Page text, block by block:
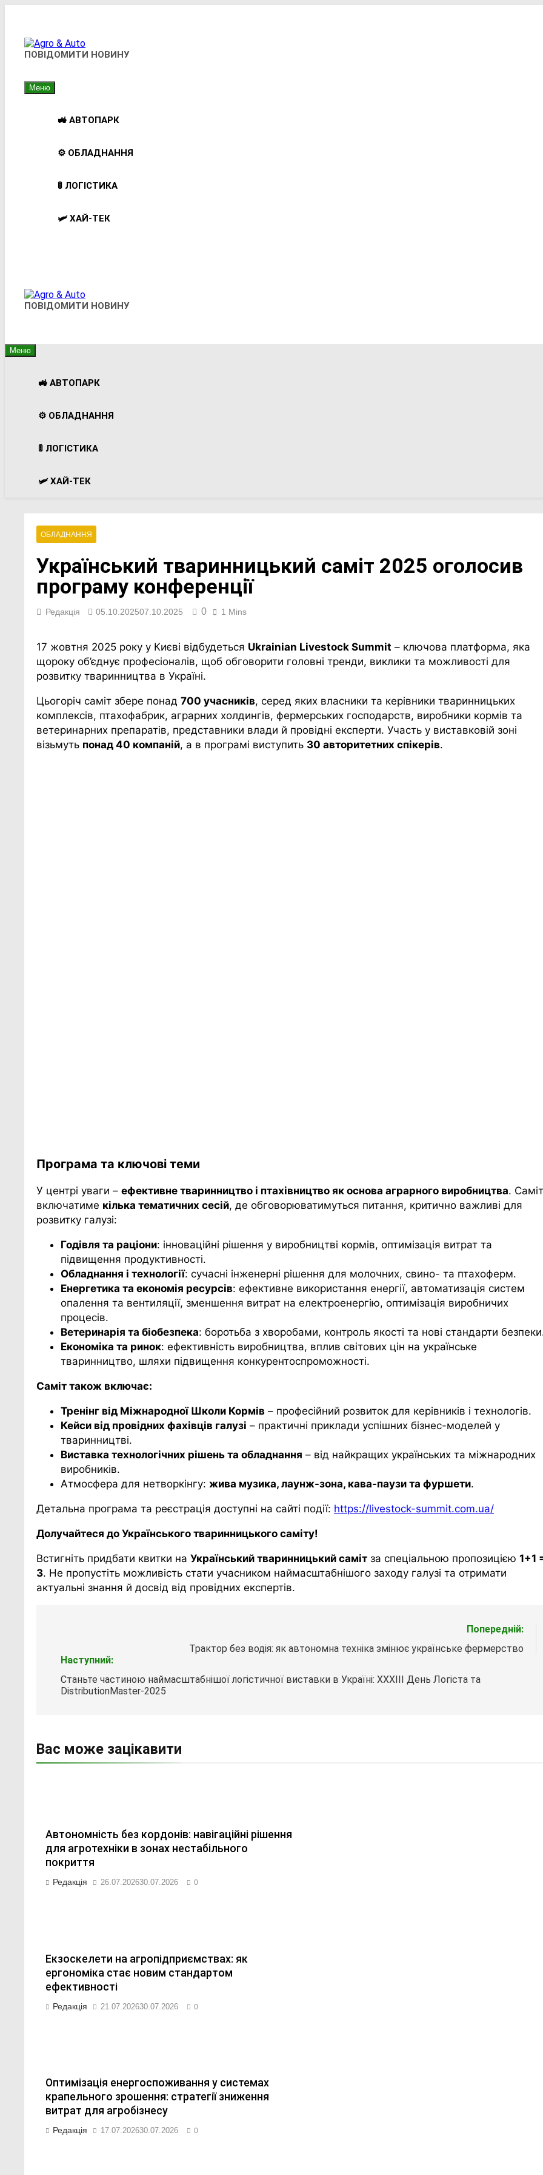
Agro & Auto
Новини Агротеху Та Логістики
ПОВІДОМИТИ НОВИНУ
Меню
🚜 АВТОПАРК
⚙️ ОБЛАДНАННЯ
🚦 ЛОГІСТИКА
🛩️ ХАЙ-ТЕК
Agro & Auto
Новини Агротеху Та Логістики
ПОВІДОМИТИ НОВИНУ
Меню
🚜 АВТОПАРК
⚙️ ОБЛАДНАННЯ
🚦 ЛОГІСТИКА
🛩️ ХАЙ-ТЕК
ОБЛАДНАННЯ
Український тваринницький саміт 2025 оголосив
програму конференції
Редакція 05.10.202507.10.2025 0 1 Mins
17 жовтня 2025 року у Києві відбудеться Ukrainian Livestock Summit – ключова платформа, яка
щороку об’єднує професіоналів, щоб обговорити головні тренди, виклики та можливості для
розвитку тваринництва в Україні.
Цьогоріч саміт збере понад 700 учасників, серед яких власники та керівники тваринницьких
комплексів, птахофабрик, аграрних холдингів, фермерських господарств, виробники кормів та
ветеринарних препаратів, представники влади й провідні експерти. Участь у виставковій зоні
візьмуть понад 40 компаній, а в програмі виступить 30 авторитетних спікерів.
Програма та ключові теми
У центрі уваги – ефективне тваринництво і птахівництво як основа аграрного виробництва. Саміт
включатиме кілька тематичних сесій, де обговорюватимуться питання, критично важливі для
розвитку галузі:
Годівля та раціони: інноваційні рішення у виробництві кормів, оптимізація витрат та
підвищення продуктивності.
Обладнання і технології: сучасні інженерні рішення для молочних, свино- та птахоферм.
Енергетика та економія ресурсів: ефективне використання енергії, автоматизація систем
опалення та вентиляції, зменшення витрат на електроенергію, оптимізація виробничих
процесів.
Ветеринарія та біобезпека: боротьба з хворобами, контроль якості та нові стандарти
Економіка та ринок: ефективність виробництва, вплив світових цін на українське
тваринництво, шляхи підвищення конкурентоспроможності.
Саміт також включає:
Тренінг від Міжнародної Школи Кормів – професійний розвиток для керівників і технологів.
Кейси від провідних фахівців галузі – практичні приклади успішних бізнес-моделей у
тваринництві.
Виставка технологічних рішень та обладнання – від найкращих українських та міжнародних
виробників.
Атмосфера для нетворкінгу: жива музика, лаунж-зона, кава-паузи та фуршети.
Детальна програма та реєстрація доступні на сайті події: https://livestock-summit.com.ua/
Долучайтеся до Українського тваринницького саміту!
Встигніть придбати квитки на Український тваринницький саміт за спеціальною пропозицією 1+1
3. Не пропустіть можливість стати учасником наймасштабнішого заходу галузі та отримати
актуальні знання й досвід від провідних експертів.
Попередній:
Трактор без водія: як автономна техніка змінює українське фермерство
Наступний:
Станьте частиною наймасштабнішої логістичної виставки в Україні: XXXІІІ День Логіста та
DistributionMaster-2025
Вас може зацікавити
Автономність без кордонів: навігаційні рішення
для агротехніки в зонах нестабільного
покриття
Редакція 26.07.202630.07.2026 0
Екзоскелети на агропідприємствах: як
ергономіка стає новим стандартом
ефективності
Редакція 21.07.202630.07.2026 0
Оптимізація енергоспоживання у системах
крапельного зрошення: стратегії зниження
витрат для агробізнесу
Редакція 17.07.202630.07.2026 0